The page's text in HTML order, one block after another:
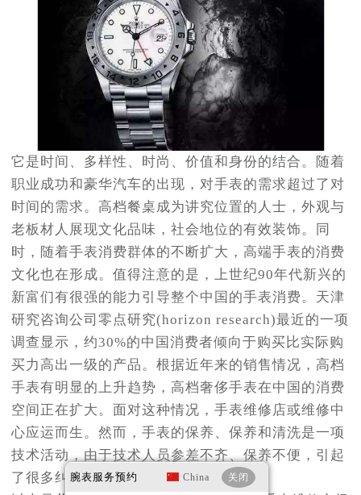
它是时间、多样性、时尚、价值和身份的结合。随着
职业成功和豪华汽车的出现，对手表的需求超过了对
时间的需求。高档餐桌成为讲究位置的人士，外观与
老板材人展现文化品味，社会地位的有效装饰。同
时，随着手表消费群体的不断扩大，高端手表的消费
文化也在形成。值得注意的是，上世纪90年代新兴的
新富们有很强的能力引导整个中国的手表消费。天津
研究咨询公司零点研究(horizon research)最近的一项
调查显示，约30%的中国消费者倾向于购买比实际购
买力高出一级的产品。根据近年来的销售情况，高档
手表有明显的上升趋势，高档奢侈手表在中国的消费
空间正在扩大。面对这种情况，手表维修店或维修中
心应运而生。然而，手表的保养、保养和清洗是一项
技术活动，由于技术人员参差不齐、保养不便，引起
了很多纠纷。腕表服务预约 China 关闭